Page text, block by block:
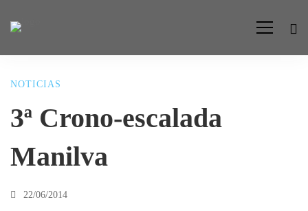
3ª
Crono-
escalada
NOTICIAS
3ª Crono-escalada
Manilva
22/06/2014